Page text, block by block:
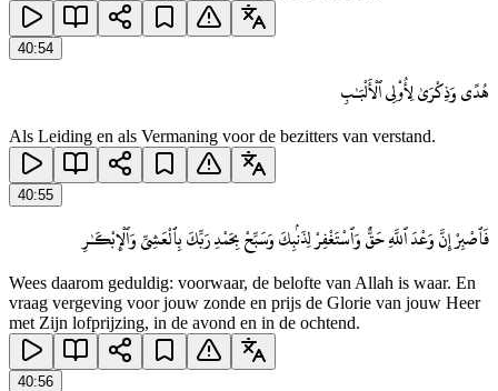
40:54
هُدًى وَذِكْرَىٰ لِأُو۟لِى ٱلْأَلْبَـٰبِ
Als Leiding en als Vermaning voor de bezitters van verstand.
40:55
فَٱصْبِرْ إِنَّ وَعْدَ ٱللَّهِ حَقٌّ وَٱسْتَغْفِرْ لِذَنۢبِكَ وَسَبِّحْ بِحَمْدِ رَبِّكَ بِٱلْعَشِىِّ وَٱلْإِبْكَـٰرِ
Wees daarom geduldig: voorwaar, de belofte van Allah is waar. En
vraag vergeving voor jouw zonde en prijs de Glorie van jouw Heer
met Zijn lofprijzing, in de avond en in de ochtend.
40:56